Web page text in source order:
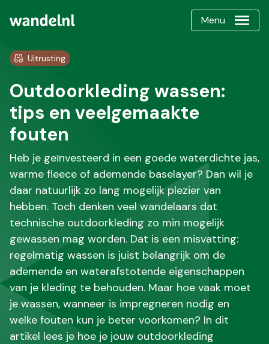
Menu
Uitrusting
Outdoorkleding wassen:
tips en veelgemaakte
fouten
Heb je geïnvesteerd in een goede waterdichte jas,
warme fleece of ademende baselayer? Dan wil je
daar natuurlijk zo lang mogelijk plezier van
hebben. Toch denken veel wandelaars dat
technische outdoorkleding zo min mogelijk
gewassen mag worden. Dat is een misvatting:
regelmatig wassen is juist belangrijk om de
ademende en waterafstotende eigenschappen
van je kleding te behouden. Maar hoe vaak moet
je wassen, wanneer is impregneren nodig en
welke fouten kun je beter voorkomen? In dit
artikel lees je hoe je jouw outdoorkleding